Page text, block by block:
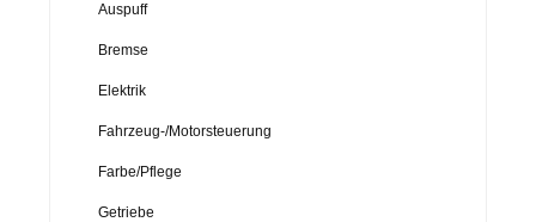
Auspuff
Bremse
Elektrik
Fahrzeug-/Motorsteuerung
Farbe/Pflege
Getriebe